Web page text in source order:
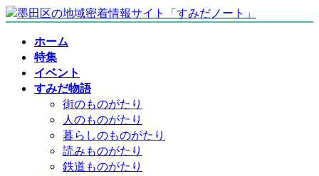
コ
ナ
ホーム
特集
イベント
すみだ物語
街のものがたり
人のものがたり
暮らしのものがたり
読みものがたり
鉄道ものがたり